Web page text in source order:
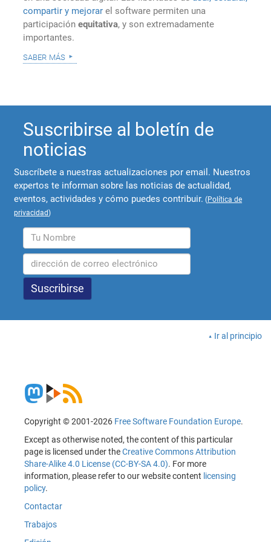
compartir y mejorar el software permiten una
participaciónequitativa, y son extremadamente
importantes.
saber más
Suscribirse al boletín de
noticias
Suscríbete a nuestras actualizaciones por email. Nuestros
expertos te informan sobre las noticias de actualidad,
eventos, actividades y cómo puedes contribuir. (Política de
privacidad)
Ir al principio
Copyright © 2001-2026 Free Software Foundation Europe.
Except as otherwise noted, the content of this particular
page is licensed under theCreative Commons Attribution
Share-Alike 4.0 License (CC-BY-SA 4.0). For more
information, please refer to our website content licensing
policy.
Contactar
Trabajos